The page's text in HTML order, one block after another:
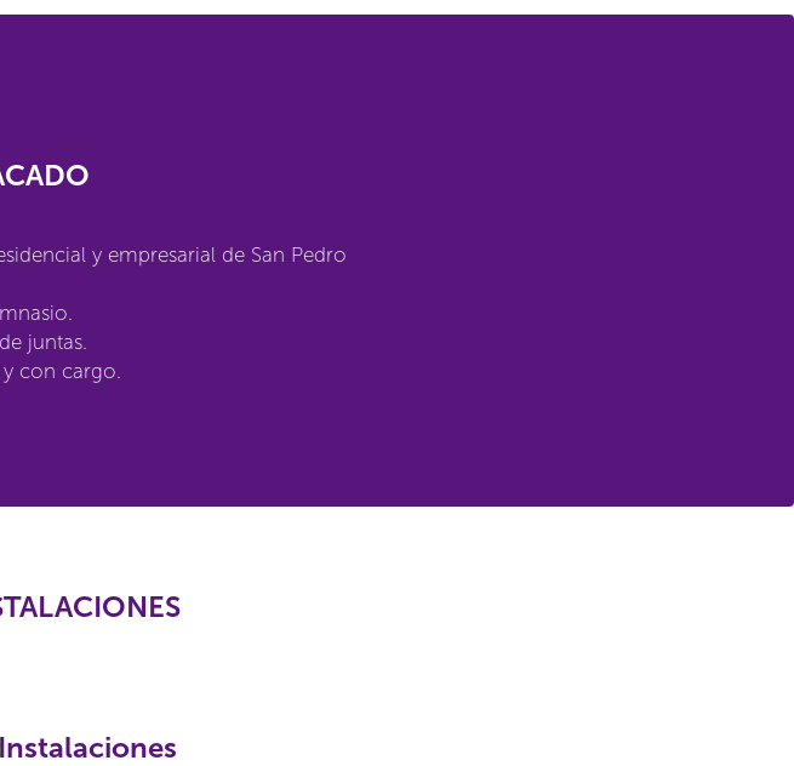
y empresarial de San Pedro
juntas.
con cargo.
Instalaciones